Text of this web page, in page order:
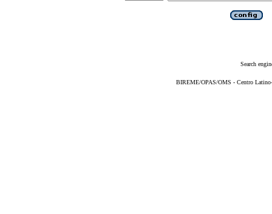
Search
BIREME/OPAS/OMS - Centro Latino-